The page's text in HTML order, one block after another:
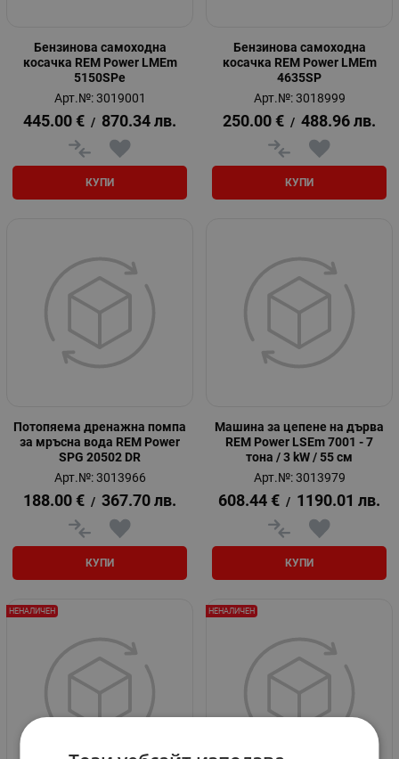
Бензинова самоходна
косачка REM Power LMEm
5150SPе
Арт.№: 3019001
445.00 € / 870.34 лв.
КУПИ
Бензинова самоходна
косачка REM Power LMEm
4635SP
Арт.№: 3018999
250.00 € / 488.96 лв.
КУПИ
Потопяема дренажна помпа
за мръсна вода REM Power
SPG 20502 DR
Арт.№: 3013966
188.00 € / 367.70 лв.
КУПИ
Машина за цепене на дърва
REM Power LSEm 7001 - 7
тона / 3 kW / 55 см
Арт.№: 3013979
608.44 € / 1190.01 лв.
КУПИ
НЕНАЛИЧЕН НЕНАЛИЧЕН